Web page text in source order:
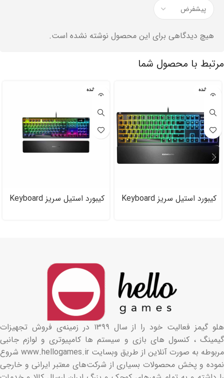
هیچ دیدگاهی برای این محصول نوشته نشده است.
مرتبط با محصول شما
تمام شده
کیبورد استیل سریز Keyboard
تمام شده
کیبورد استیل سریز Keyboard
هلو گیمز فعالیت خود را از سال ۱۳۹۹ در زمینه‌ی فروش تجهیزات
گیمینگ ، کنسول های بازی و سیستم ها کامپیوتری و لوازم جانبی
مربوطه به صورت آنلاین از طریق وبسایت www.hellogames.ir شروع
نموده و پخش محصولات بسیاری از شرکت‌های معتبر ایرانی و خارجی